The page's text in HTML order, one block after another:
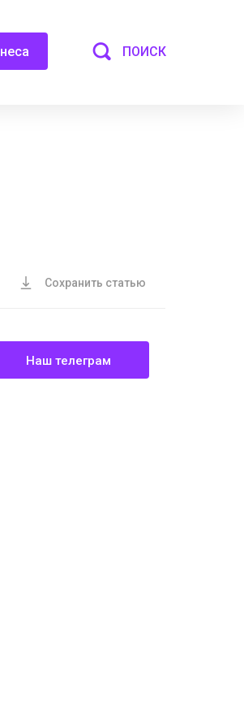
ПОИСК
Сохранить статью
Наш телеграм